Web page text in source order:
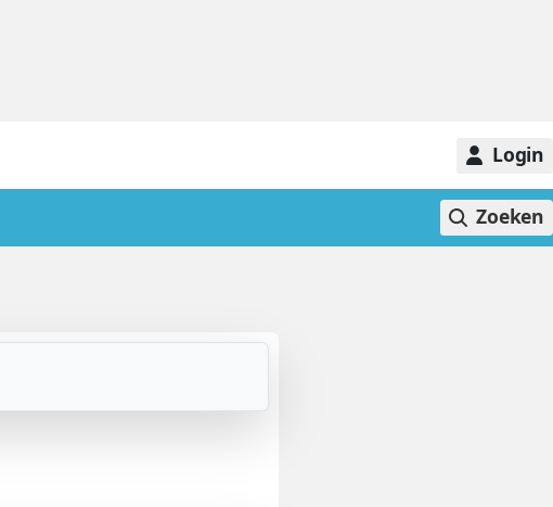
Login
Zoeken